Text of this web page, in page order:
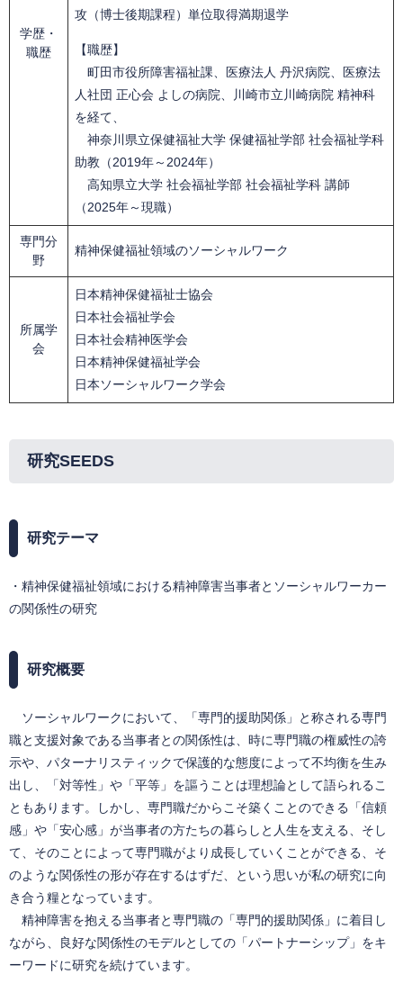
学歴・
職歴
攻（博士後期課程）単位取得満期退学​
【職歴】
町田市役所障害福祉課、医療法人 丹沢病院、医療法
人社団 正心会 よしの病院、川崎市立川崎病院 精神科
を経て、
神奈川県立保健福祉大学 保健福祉学部 社会福祉学科
助教（2019年～2024年）
高知県立大学 社会福祉学部 社会福祉学科 講師
（2025年～現職）
専門分
野
精神保健福祉領域のソーシャルワーク
所属学
会
日本精神保健福祉士協会
日本社会福祉学会
日本社会精神医学会
日本精神保健福祉学会
日本ソーシャルワーク学会
研究SEEDS
研究テーマ
・精神保健福祉領域における精神障害当事者とソーシャルワーカー
の関係性の研究
研究概要
ソーシャルワークにおいて、「専門的援助関係」と称される専門
職と支援対象である当事者との関係性は、時に専門職の権威性の誇
示や、パターナリスティックで保護的な態度によって不均衡を生み
出し、「対等性」や「平等」を謳うことは理想論として語られるこ
ともあります。しかし、専門職だからこそ築くことのできる「信頼
感」や「安心感」が当事者の方たちの暮らしと人生を支える、そし
て、そのことによって専門職がより成長していくことができる、そ
のような関係性の形が存在するはずだ、という思いが私の研究に向
き合う糧となっています。
精神障害を抱える当事者と専門職の「専門的援助関係」に着目し
ながら、良好な関係性のモデルとしての「パートナーシップ」をキ
ーワードに研究を続けています。